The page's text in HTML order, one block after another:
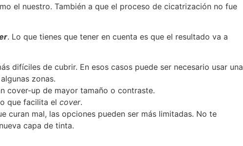
el nuestro. También a que el proceso de cicatrización no fue
. Lo que tienes que tener en cuenta es que el resultado va a
difíciles de cubrir. En esos casos puede ser necesario usar una
zonas.
cover-up de mayor tamaño o contraste.
que facilita el cover.
curan mal, las opciones pueden ser más limitadas. No te
capa de tinta.